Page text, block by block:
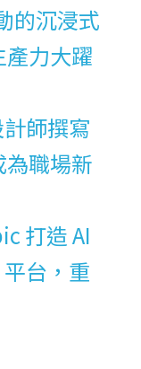
的沉浸式
力大躍
師撰寫
職場新
打造 AI
台，重